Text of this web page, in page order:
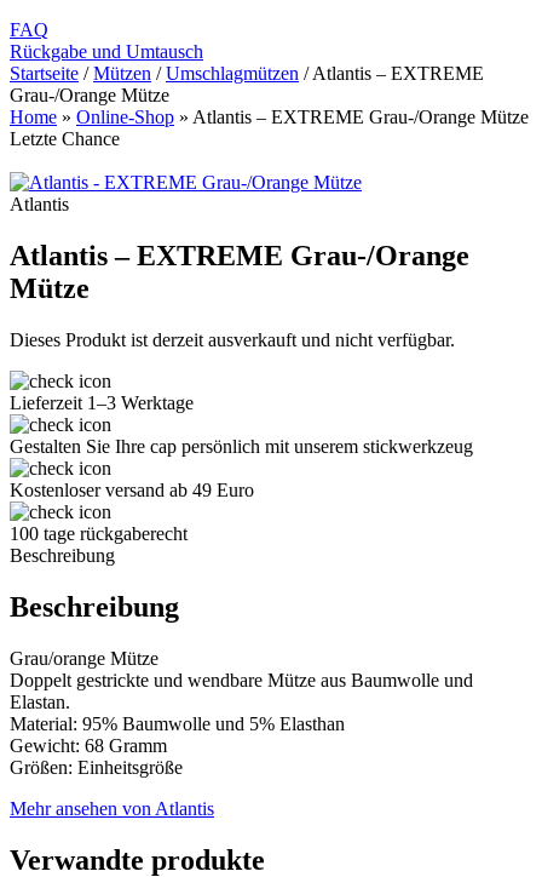
FAQ
Rückgabe und Umtausch
Startseite / Mützen / Umschlagmützen / Atlantis – EXTREME
Grau-/Orange Mütze
Home » Online-Shop » Atlantis – EXTREME Grau-/Orange Mütze
Letzte Chance
Atlantis
Atlantis – EXTREME Grau-/Orange
Mütze
Dieses Produkt ist derzeit ausverkauft und nicht verfügbar.
Lieferzeit 1–3 Werktage
Gestalten Sie Ihre cap persönlich mit unserem stickwerkzeug
Kostenloser versand ab 49 Euro
100 tage rückgaberecht
Beschreibung
Beschreibung
Grau/orange Mütze
Doppelt gestrickte und wendbare Mütze aus Baumwolle und
Elastan.
Material: 95% Baumwolle und 5% Elasthan
Gewicht: 68 Gramm
Größen: Einheitsgröße
Mehr ansehen von Atlantis
Verwandte produkte